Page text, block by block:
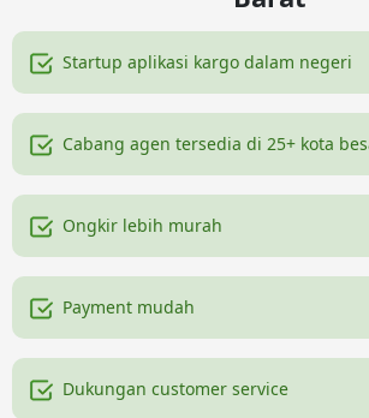
Startup aplikasi kargo dalam negeri
Cabang agen tersedia di 25+ kota
Ongkir lebih murah
Payment mudah
Dukungan customer service